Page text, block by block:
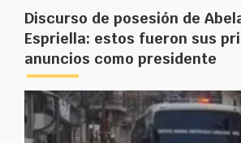
Discurso de posesión de
Espriella: estos fueron sus
anuncios como presidente